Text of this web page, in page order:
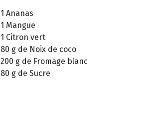
1 Ananas
1 Mangue
1 Citron vert
80 g de Noix de coco
200 g de Fromage blanc
80 g de Sucre